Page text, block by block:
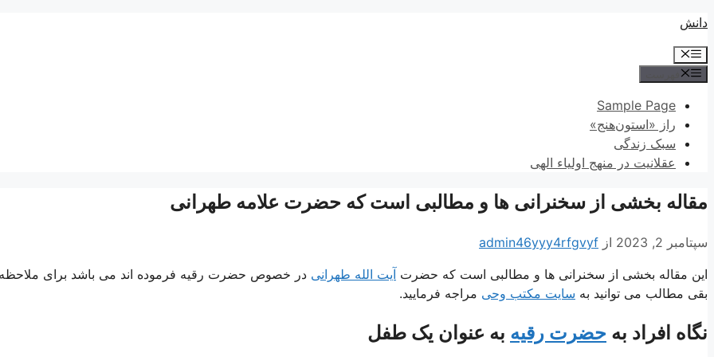
پرش
محتوا
دانش
فهرست
Sample Page
راز «استون‌هنج»
سبک زندگی
عقلانیت در منهج اولیاء الهی
مقاله بخشی از سخنرانی ها و مطالبی است که حضرت علامه طهرانی
سپتامبر 2, 2023 از admin46yyy4rfgvyf
این مقاله بخشی از سخنرانی ها و مطالبی است که حضرت آیت الله طهرانی در خصوص حضرت رقیه فرموده اند می باشد برای
بقی مطالب می توانید به سایت مکتب وحی مراجه فرمایید.
نگاه افراد به حضرت رقیه به عنوان یک طفل